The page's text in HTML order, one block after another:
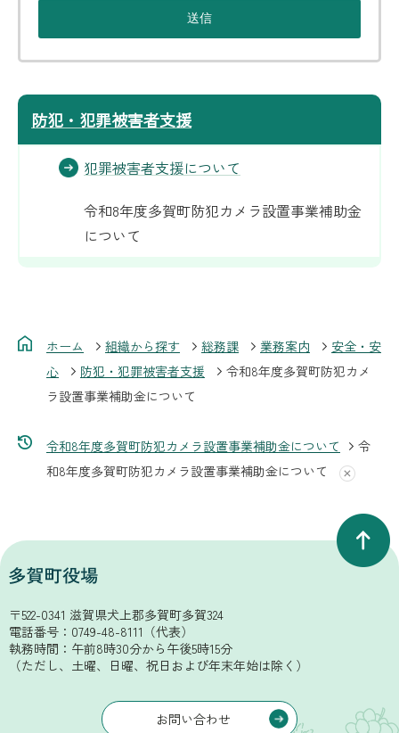
防犯・犯罪被害者支援
犯罪被害者支援について
令和8年度多賀町防犯カメラ設置事業補助金
について
ホーム 組織から探す 総務課 業務案内
安全・安
心
防犯・犯罪被害者支援
令和8年度多賀町防犯カメ
ラ設置事業補助金について
令和8年度多賀町防犯カメラ設置事業補助金について
令
和8年度多賀町防犯カメラ設置事業補助金について
〒522-0341 滋賀県犬上郡多賀町多賀324
電話番号： 0749-48-8111 （代表）
執務時間：午前8時30分から午後5時15分
（ただし、土曜、日曜、祝日および年末年始は除く）
お問い合わせ